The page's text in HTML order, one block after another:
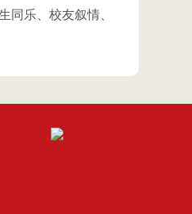
同乐、校友叙情、